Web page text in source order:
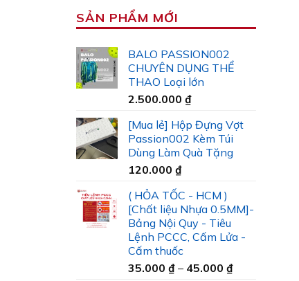
SẢN PHẨM MỚI
BALO PASSION002
CHUYÊN DỤNG THỂ
THAO Loại lớn
2.500.000 ₫
[Mua lẻ] Hộp Đựng Vợt
Passion002 Kèm Túi
Dùng Làm Quà Tặng
120.000 ₫
( HỎA TỐC - HCM )
[Chất liệu Nhựa 0.5MM]-
Bảng Nội Quy - Tiêu
Lệnh PCCC, Cấm Lửa -
Cấm thuốc
35.000 ₫ – 45.000 ₫Khoảng